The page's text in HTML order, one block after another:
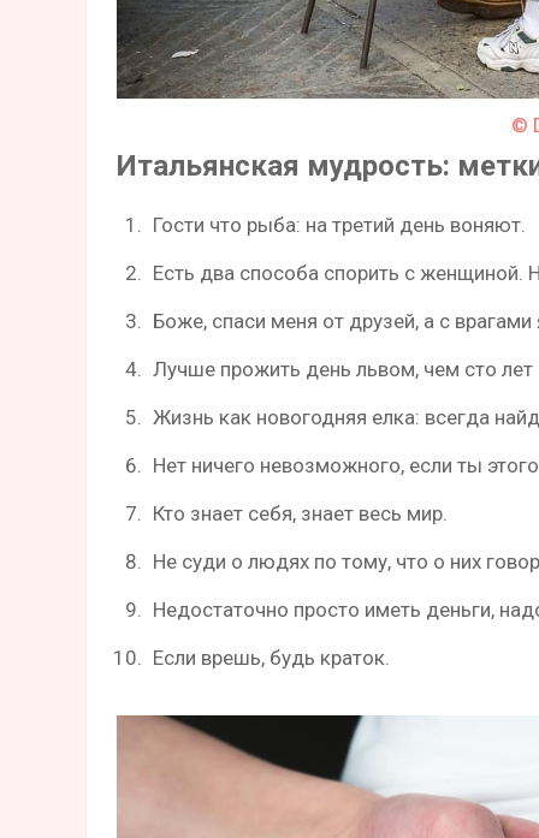
©
Итальянская мудрость:
Гости что рыба: на третий день воняют.
Есть два способа спорить с женщиной.
Боже, спаси меня от друзей, а с
Лучше прожить день львом, чем сто лет
Жизнь как новогодняя елка: всегда
Нет ничего невозможного, если ты
Кто знает себя, знает весь мир.
Не суди о людях по тому, что о них
Недостаточно просто иметь деньги,
Если врешь, будь краток.